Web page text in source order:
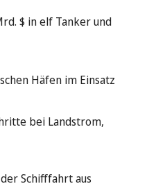
$ in elf Tanker und
Häfen im Einsatz
bei Landstrom,
Schifffahrt aus